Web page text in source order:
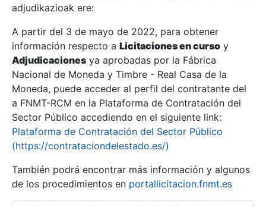
Erakutsi/Ezkutatu
Erakutsi/Ezkutatu
Erakutsi/Ezkutatu
adjudikazioak ere:
A partir del 3 de mayo de 2022, para obtener
información respecto a Licitaciones en curso y
Adjudicaciones ya aprobadas por la Fábrica
Nacional de Moneda y Timbre - Real Casa de la
Moneda, puede acceder al perfil del contratante del
a FNMT-RCM en la Plataforma de Contratación del
Sector Público accediendo en el siguiente link:
Plataforma de Contratación del Sector Público
(https://contrataciondelestado.es/)
También podrá encontrar más información y algunos
de los procedimientos en portallicitacion.fnmt.es